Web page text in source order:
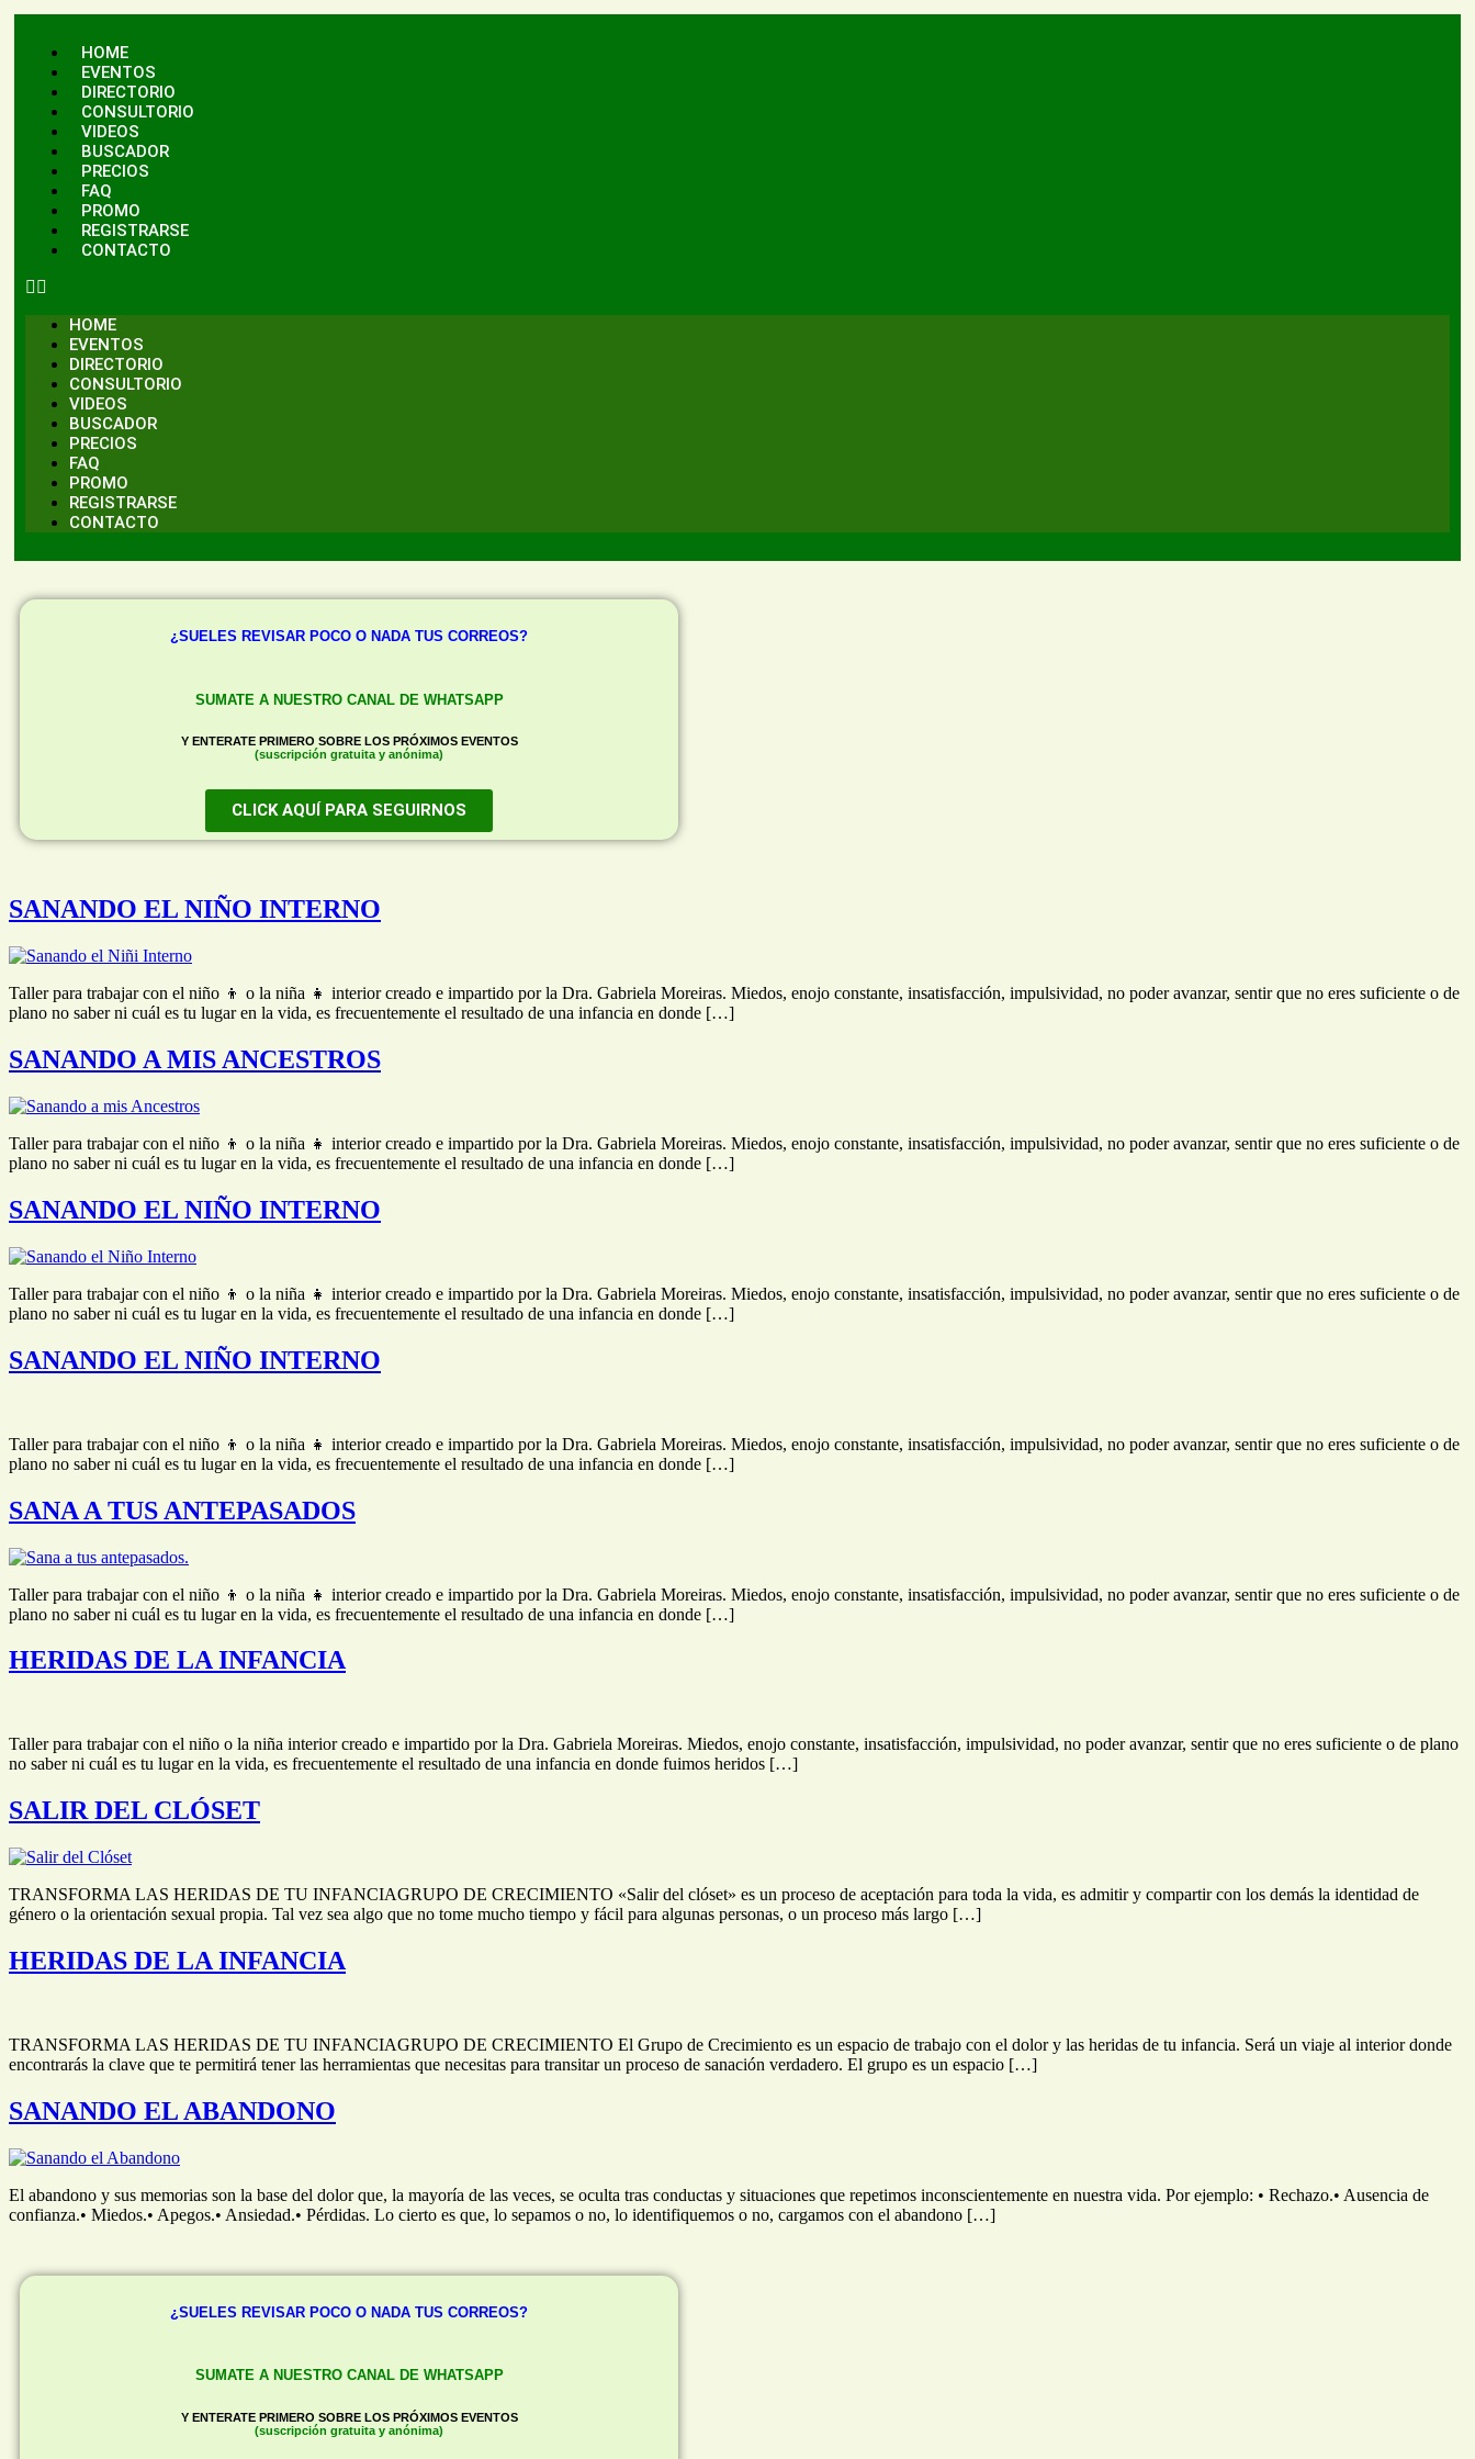
HOME
EVENTOS
DIRECTORIO
CONSULTORIO
VIDEOS
BUSCADOR
PRECIOS
FAQ
PROMO
REGISTRARSE
CONTACTO
HOME
EVENTOS
DIRECTORIO
CONSULTORIO
VIDEOS
BUSCADOR
PRECIOS
FAQ
PROMO
REGISTRARSE
CONTACTO
¿SUELES REVISAR POCO O NADA TUS CORREOS?
SUMATE A NUESTRO CANAL DE WHATSAPP
Y ENTERATE PRIMERO SOBRE LOS PRÓXIMOS EVENTOS
(suscripción gratuita y anónima)
CLICK AQUÍ PARA SEGUIRNOS
SANANDO EL NIÑO INTERNO
Taller para trabajar con el niño 👦 o la niña 👧 interior creado e impartido por la Dra. Gabriela Moreiras. Miedos, enojo constante, insatisfacción, impulsividad, no poder avanzar, sentir que no eres suficiente o de
plano no saber ni cuál es tu lugar en la vida, es frecuentemente el resultado de una infancia en donde […]
SANANDO A MIS ANCESTROS
Taller para trabajar con el niño 👦 o la niña 👧 interior creado e impartido por la Dra. Gabriela Moreiras. Miedos, enojo constante, insatisfacción, impulsividad, no poder avanzar, sentir que no eres suficiente o de
plano no saber ni cuál es tu lugar en la vida, es frecuentemente el resultado de una infancia en donde […]
SANANDO EL NIÑO INTERNO
Taller para trabajar con el niño 👦 o la niña 👧 interior creado e impartido por la Dra. Gabriela Moreiras. Miedos, enojo constante, insatisfacción, impulsividad, no poder avanzar, sentir que no eres suficiente o de
plano no saber ni cuál es tu lugar en la vida, es frecuentemente el resultado de una infancia en donde […]
SANANDO EL NIÑO INTERNO
Taller para trabajar con el niño 👦 o la niña 👧 interior creado e impartido por la Dra. Gabriela Moreiras. Miedos, enojo constante, insatisfacción, impulsividad, no poder avanzar, sentir que no eres suficiente o de
plano no saber ni cuál es tu lugar en la vida, es frecuentemente el resultado de una infancia en donde […]
SANA A TUS ANTEPASADOS
Taller para trabajar con el niño 👦 o la niña 👧 interior creado e impartido por la Dra. Gabriela Moreiras. Miedos, enojo constante, insatisfacción, impulsividad, no poder avanzar, sentir que no eres suficiente o de
plano no saber ni cuál es tu lugar en la vida, es frecuentemente el resultado de una infancia en donde […]
HERIDAS DE LA INFANCIA
Taller para trabajar con el niño o la niña interior creado e impartido por la Dra. Gabriela Moreiras. Miedos, enojo constante, insatisfacción, impulsividad, no poder avanzar, sentir que no eres suficiente o de plano
no saber ni cuál es tu lugar en la vida, es frecuentemente el resultado de una infancia en donde fuimos heridos […]
SALIR DEL CLÓSET
TRANSFORMA LAS HERIDAS DE TU INFANCIAGRUPO DE CRECIMIENTO «Salir del clóset» es un proceso de aceptación para toda la vida, es admitir y compartir con los demás la identidad de
género o la orientación sexual propia. Tal vez sea algo que no tome mucho tiempo y fácil para algunas personas, o un proceso más largo […]
HERIDAS DE LA INFANCIA
TRANSFORMA LAS HERIDAS DE TU INFANCIAGRUPO DE CRECIMIENTO El Grupo de Crecimiento es un espacio de trabajo con el dolor y las heridas de tu infancia. Será un viaje al interior donde
encontrarás la clave que te permitirá tener las herramientas que necesitas para transitar un proceso de sanación verdadero. El grupo es un espacio […]
SANANDO EL ABANDONO
El abandono y sus memorias son la base del dolor que, la mayoría de las veces, se oculta tras conductas y situaciones que repetimos inconscientemente en nuestra vida. Por ejemplo: • Rechazo.• Ausencia de
confianza.• Miedos.• Apegos.• Ansiedad.• Pérdidas. Lo cierto es que, lo sepamos o no, lo identifiquemos o no, cargamos con el abandono […]
¿SUELES REVISAR POCO O NADA TUS CORREOS?
SUMATE A NUESTRO CANAL DE WHATSAPP
Y ENTERATE PRIMERO SOBRE LOS PRÓXIMOS EVENTOS
(suscripción gratuita y anónima)